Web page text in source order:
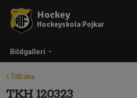
Bildgalleri
Hockey
Hockeyskola Pojkar
Tillbaka
TKH 120323